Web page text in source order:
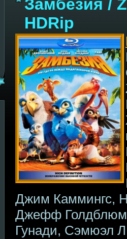
Замбезия /
HDRip
Джим Каммингс,
Джефф
Гунади, Сэмюэл